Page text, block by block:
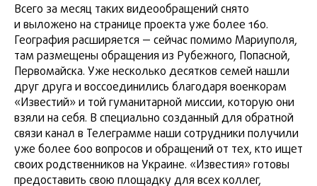
Всего за месяц таких видеообращений снято
и выложено на странице проекта уже более 160.
География расширяется — сейчас помимо Мариуполя,
там размещены обращения из Рубежного, Попасной,
Первомайска. Уже несколько десятков семей нашли
друг друга и воссоединились благодаря военкорам
«Известий» и той гуманитарной миссии, которую они
взяли на себя. В специально созданный для обратной
связи канал в Телеграмме наши сотрудники получили
уже более 600 вопросов и обращений от тех, кто ищет
своих родственников на Украине. «Известия» готовы
предоставить свою площадку для всех коллег,